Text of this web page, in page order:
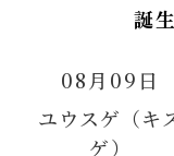
誕
08月09日
ユウスゲ（キ
ゲ）